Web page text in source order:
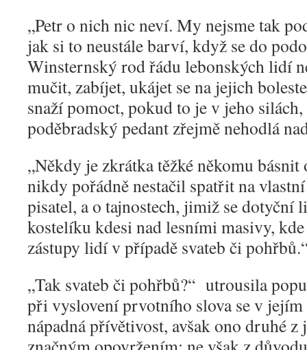
„Petr o nich nic neví. My nejsme tak
jak si to neustále barví, když se do
Winsternský rod řádu lebonských lidí
mučit, zabíjet, ukájet se na jejich
snaží pomoct, pokud to je v jeho
poděbradský pedant zřejmě nehodlá
„Někdy je zkrátka těžké někomu
nikdy pořádně nestačil spatřit na
pisatel, a o tajnostech, jimiž se dotyční
kostelíku kdesi nad lesními masivy,
zástupy lidí v případě svateb či
„Tak svateb či pohřbů?“ utrousila
při vyslovení prvotního slova se v jejím
nápadná přívětivost, avšak ono druhé